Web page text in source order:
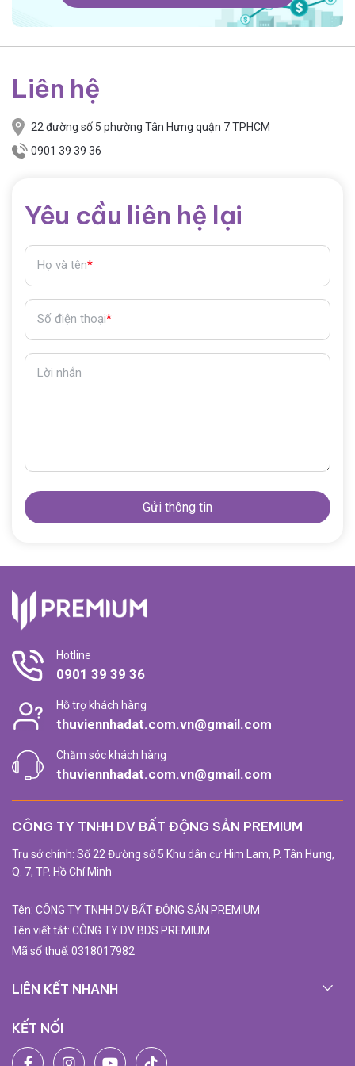
Liên hệ
22 đường số 5 phường Tân Hưng quận 7 TPHCM
0901 39 39 36
Yêu cầu liên hệ lại
Họ và tên*
Số điện thoại*
Lời nhắn
Gửi thông tin
Hotline
0901 39 39 36
Hỗ trợ khách hàng
thuviennhadat.com.vn@gmail.com
Chăm sóc khách hàng
thuviennhadat.com.vn@gmail.com
CÔNG TY TNHH DV BẤT ĐỘNG SẢN PREMIUM
Trụ sở chính: Số 22 Đường số 5 Khu dân cư Him Lam, P. Tân Hưng,
Q. 7, TP. Hồ Chí Minh
Tên: CÔNG TY TNHH DV BẤT ĐỘNG SẢN PREMIUM
Tên viết tắt: CÔNG TY DV BDS PREMIUM
Mã số thuế: 0318017982
LIÊN KẾT NHANH
KẾT NỐI